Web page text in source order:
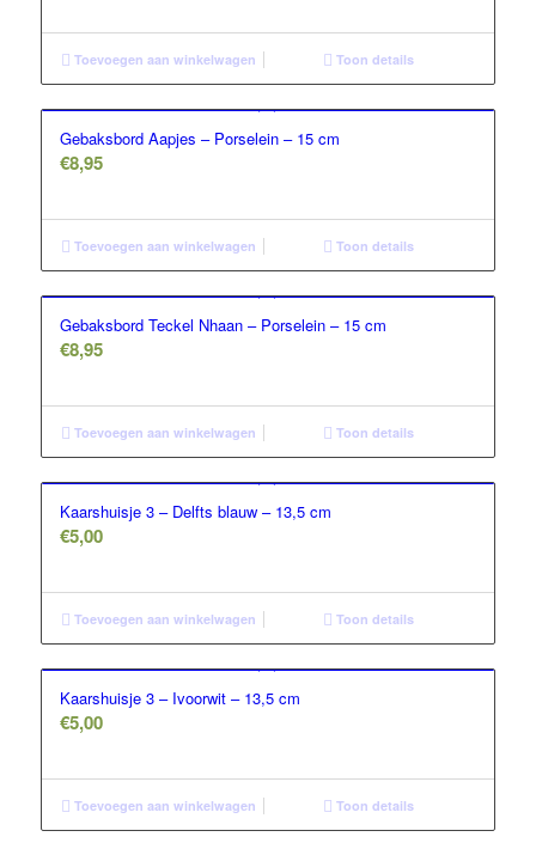
Toevoegen aan winkelwagen Toon details
Gebaksbord Aapjes – Porselein – 15 cm
€8,95
Toevoegen aan winkelwagen Toon details
Gebaksbord Teckel Nhaan – Porselein – 15 cm
€8,95
Toevoegen aan winkelwagen Toon details
Kaarshuisje 3 – Delfts blauw – 13,5 cm
€5,00
Toevoegen aan winkelwagen Toon details
Kaarshuisje 3 – Ivoorwit – 13,5 cm
€5,00
Toevoegen aan winkelwagen Toon details